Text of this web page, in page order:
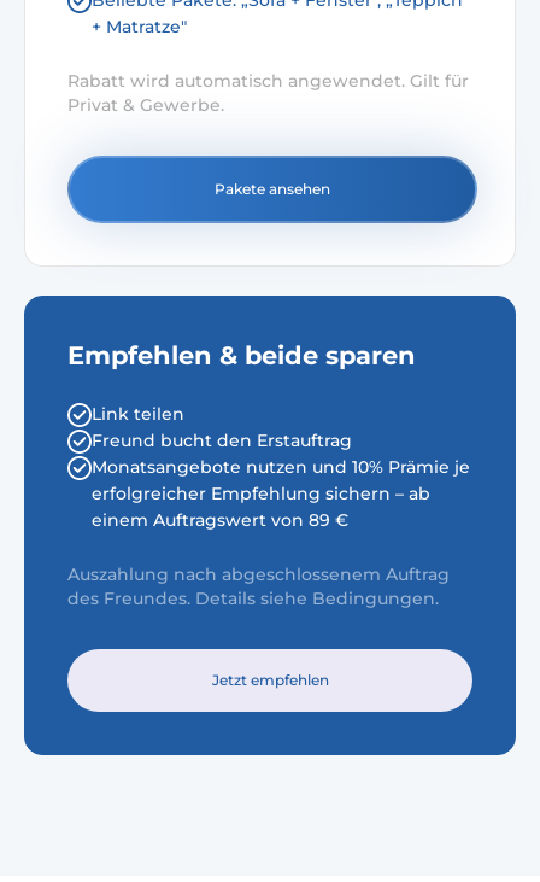
+ Matratze"
Rabatt wird automatisch angewendet. Gilt für
Privat & Gewerbe.
Pakete ansehen
Empfehlen & beide sparen
Link teilen
Freund bucht den Erstauftrag
Monatsangebote nutzen und 10% Prämie je
erfolgreicher Empfehlung sichern – ab
einem Auftragswert von 89 €
Auszahlung nach abgeschlossenem Auftrag
des Freundes. Details siehe Bedingungen.
Jetzt empfehlen